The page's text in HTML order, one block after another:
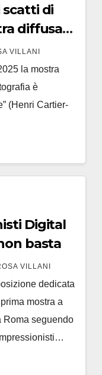
scatti di
diffusa
VILLANI
la mostra
è
(Henri Cartier-
Digital
basta
VILLANI
dedicata
mostra a
Roma seguendo